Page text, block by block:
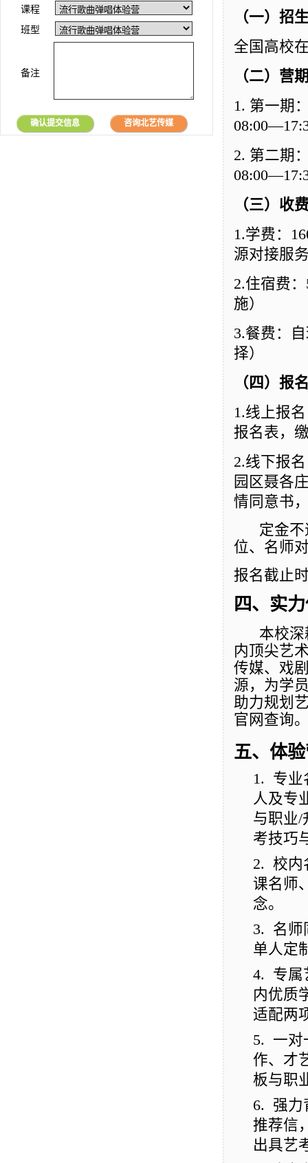
（一）招
全国高校
（二）营
1. 第一期
2. 第二期
（三）收
1.学费：
源对接服
2.住宿费
施）
3.餐费：
择）
（四）报
1.线上报
报名表，
2.线下报
园区聂各
情同意书
定金
位、名师
报名截止
四、实
本校
内顶尖艺
传媒、戏
源，为学
助力规划
官网查询
五、体
1.
专业
人及专
与职业/
考技巧
2. 校内
课名师
念。
3.
名师
单人定
4.
专属
内优质
适配两
5.
一对
作、才
板与职
6.
强力
推荐信
出具艺
课程
班型
备注
确认提交信息 咨询北艺传媒